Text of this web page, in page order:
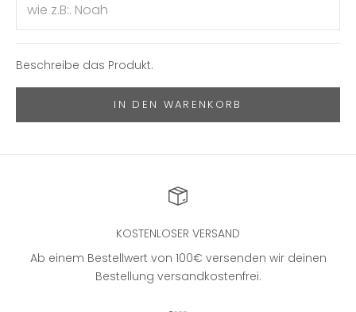
Beschreibe das Produkt.
IN DEN WARENKORB
KOSTENLOSER VERSAND
Ab einem Bestellwert von 100€ versenden wir deinen
Bestellung versandkostenfrei.